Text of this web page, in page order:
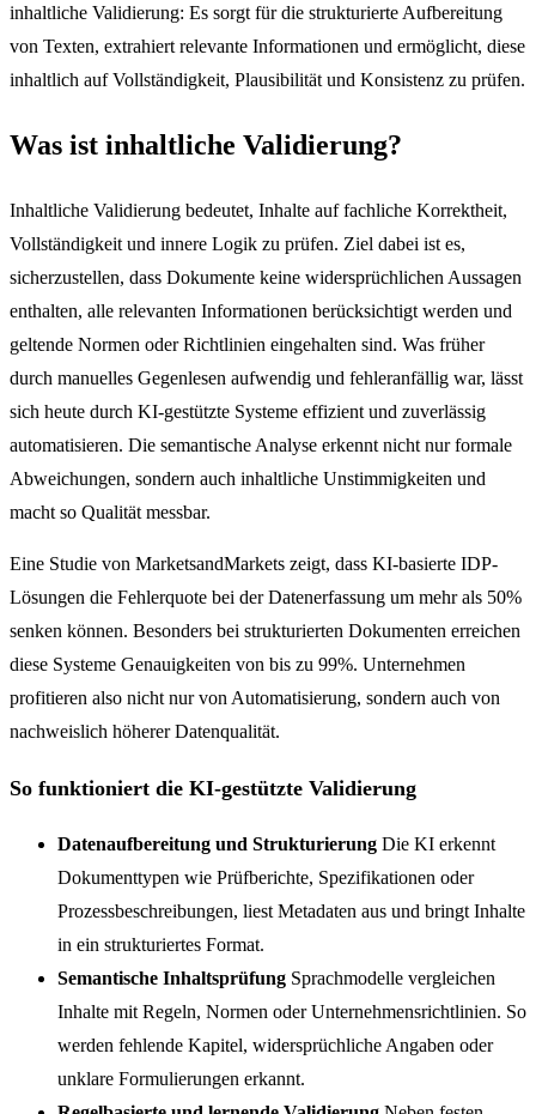
inhaltliche Validierung: Es sorgt für die strukturierte Aufbereitung
von Texten, extrahiert relevante Informationen und ermöglicht, diese
inhaltlich auf Vollständigkeit, Plausibilität und Konsistenz zu prüfen.
Was ist inhaltliche Validierung?
Inhaltliche Validierung bedeutet, Inhalte auf fachliche Korrektheit,
Vollständigkeit und innere Logik zu prüfen. Ziel dabei ist es,
sicherzustellen, dass Dokumente keine widersprüchlichen Aussagen
enthalten, alle relevanten Informationen berücksichtigt werden und
geltende Normen oder Richtlinien eingehalten sind. Was früher
durch manuelles Gegenlesen aufwendig und fehleranfällig war, lässt
sich heute durch KI-gestützte Systeme effizient und zuverlässig
automatisieren. Die semantische Analyse erkennt nicht nur formale
Abweichungen, sondern auch inhaltliche Unstimmigkeiten und
macht so Qualität messbar.
Eine Studie von MarketsandMarkets zeigt, dass KI-basierte IDP-
Lösungen die Fehlerquote bei der Datenerfassung um mehr als 50%
senken können. Besonders bei strukturierten Dokumenten erreichen
diese Systeme Genauigkeiten von bis zu 99%. Unternehmen
profitieren also nicht nur von Automatisierung, sondern auch von
nachweislich höherer Datenqualität.
So funktioniert die KI-gestützte Validierung
Datenaufbereitung und Strukturierung Die KI erkennt
Dokumenttypen wie Prüfberichte, Spezifikationen oder
Prozessbeschreibungen, liest Metadaten aus und bringt Inhalte
in ein strukturiertes Format.
Semantische Inhaltsprüfung Sprachmodelle vergleichen
Inhalte mit Regeln, Normen oder Unternehmensrichtlinien. So
werden fehlende Kapitel, widersprüchliche Angaben oder
unklare Formulierungen erkannt.